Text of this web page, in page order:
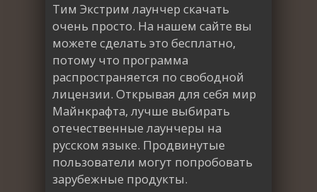
Тим Экстрим лаунчер скачать
очень просто. На нашем сайте вы
можете сделать это бесплатно,
потому что программа
распространяется по свободной
лицензии. Открывая для себя мир
Майнкрафта, лучше выбирать
отечественные лаунчеры на
русском языке. Продвинутые
пользователи могут попробовать
зарубежные продукты.